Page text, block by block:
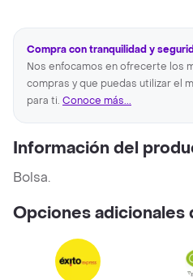
Compra con tranquilidad y
Nos enfocamos en ofrecerte los
compras y que puedas utilizar el
para ti. Conoce más...
Información del
Bolsa.
Opciones adicionales